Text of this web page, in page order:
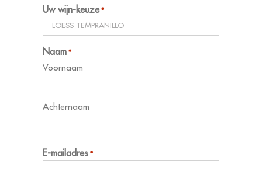
Uw wijn-keuze *
Naam *
Voornaam
Achternaam
E-mailadres *